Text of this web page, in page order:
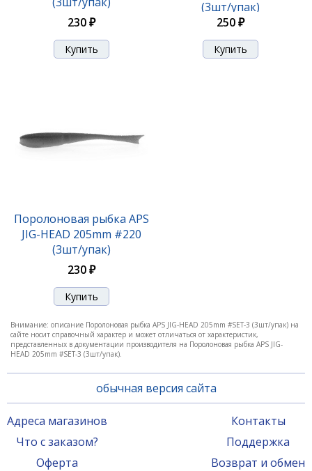
Поролоновая рыбка APS JIG-HEAD 175mm #222 UV
230 ₽
(3шт/упак)
250 ₽
Поролоновая рыбка APS
JIG-HEAD 205mm #220
(3шт/упак)
230 ₽
Внимание: описание Поролоновая рыбка APS JIG-HEAD 205mm #SET-3 (3шт/упак) на
сайте носит справочный характер и может отличаться от характеристик,
представленных в документации производителя на Поролоновая рыбка APS JIG-
HEAD 205mm #SET-3 (3шт/упак).
обычная версия сайта
Адреса магазинов
Что с заказом?
Оферта
Контакты
Поддержка
Возврат и обмен